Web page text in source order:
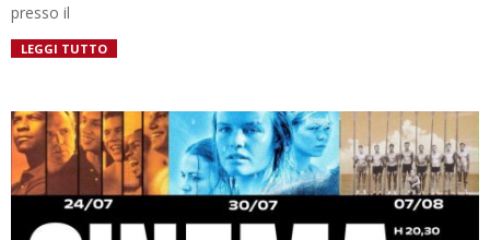
presso il
LEGGI TUTTO